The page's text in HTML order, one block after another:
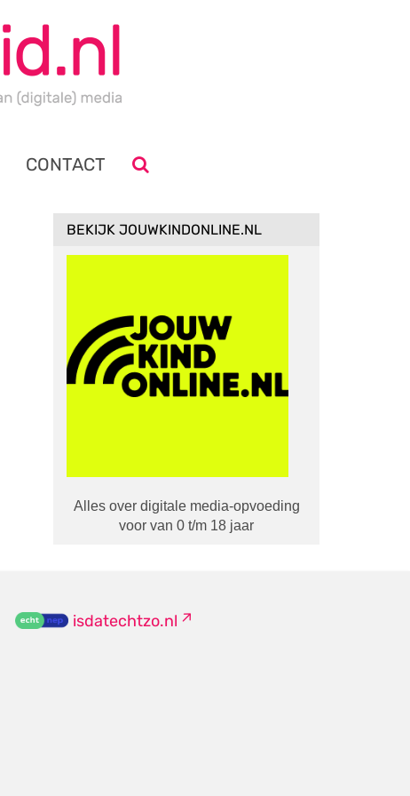
CONTACT
BEKIJK JOUWKINDONLINE.NL
Alles over digitale media-opvoeding
voor van 0 t/m 18 jaar
isdatechtzo.nl